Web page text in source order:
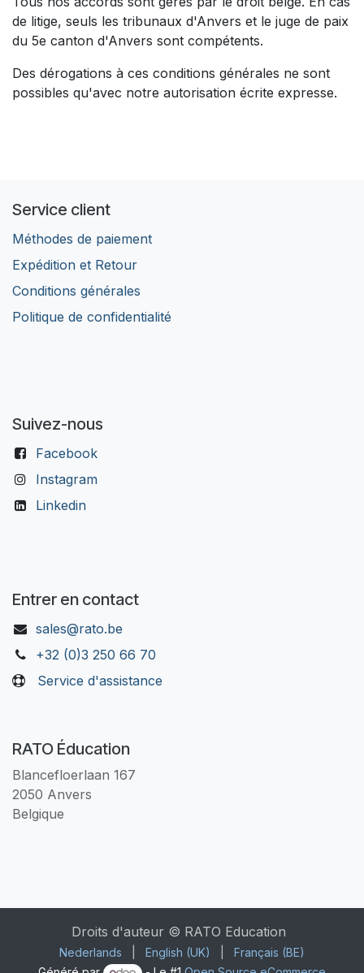
de litige, seuls les tribunaux d'Anvers et le juge de paix
du 5e canton d'Anvers sont compétents.
Des dérogations à ces conditions générales ne sont
possibles qu'avec notre autorisation écrite expresse.
Service client
Méthodes de paiement
Expédition et Retour
Conditions générales
Politique de confidentialité
Suivez-nous
Facebook
Instagram
Linkedin
Entrer en contact
sales@rato.be
+32 (0)3 250 66 70
Service d'assistance
RATO Éducation
Blancefloerlaan 167
2050 Anvers
Belgique
Droits d'auteur © RATO Education
Nederlands English (UK)
Français (BE)